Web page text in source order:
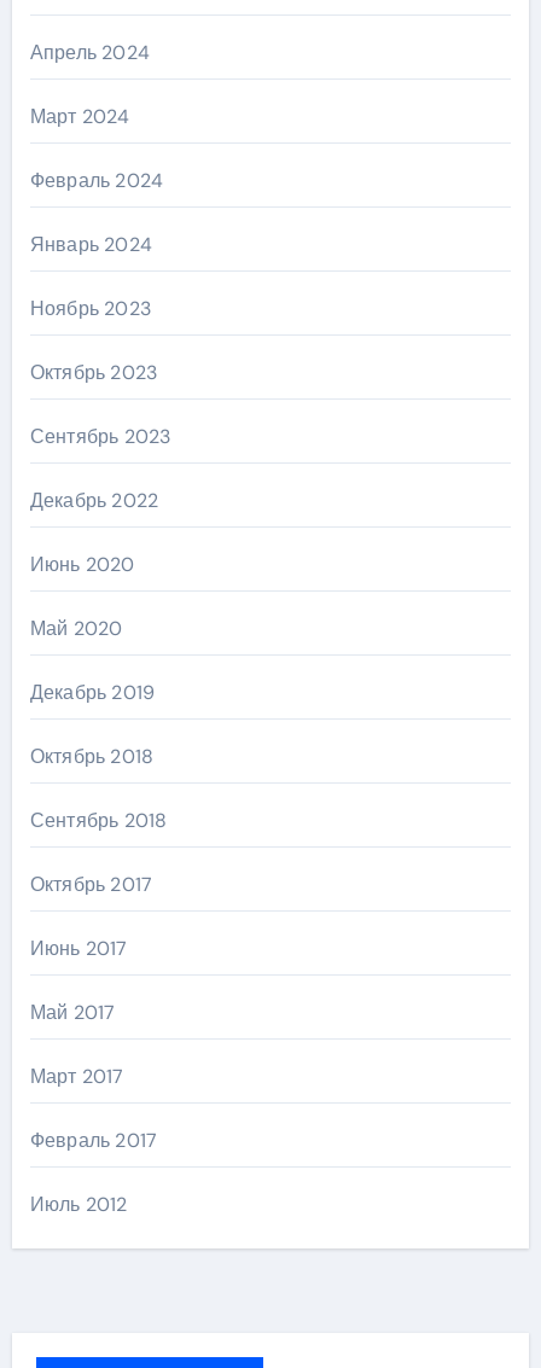
Апрель 2024
Март 2024
Февраль 2024
Январь 2024
Ноябрь 2023
Октябрь 2023
Сентябрь 2023
Декабрь 2022
Июнь 2020
Май 2020
Декабрь 2019
Октябрь 2018
Сентябрь 2018
Октябрь 2017
Июнь 2017
Май 2017
Март 2017
Февраль 2017
Июль 2012